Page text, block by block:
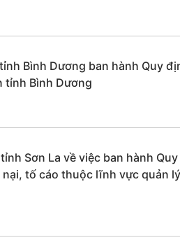
Bình Dương ban hành Quy
tỉnh Bình Dương
Sơn La về việc ban hành
tố cáo thuộc lĩnh vực quản